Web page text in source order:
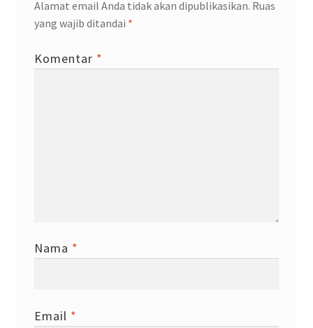
Alamat email Anda tidak akan dipublikasikan. Ruas
yang wajib ditandai *
Komentar *
Nama *
Email *